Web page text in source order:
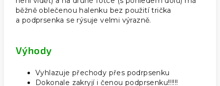
běžně oblečenou halenku bez použití trička
a podprsenka se rýsuje velmi výrazně.
Výhody
Vyhlazuje přechody přes podrpsenku
Dokonale zakryjí i čenou podprsenku!!!!!!